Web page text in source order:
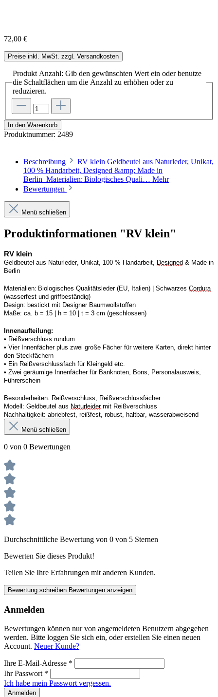
72,00 €
Preise inkl. MwSt. zzgl. Versandkosten
Produkt Anzahl: Gib den gewünschten Wert ein oder benutze
die Schaltflächen um die Anzahl zu erhöhen oder zu
reduzieren.
In den Warenkorb
Produktnummer: 2489
Beschreibung
RV klein Geldbeutel aus Naturleder, Unikat,
100 % Handarbeit, Designed &amp; Made in
Berlin Materialien: Biologisches Quali… Mehr
Bewertungen
Menü schließen
Produktinformationen "RV klein"
RV klein
Geldbeutel aus Naturleder, Unikat, 100 % Handarbeit, Designed & Made in
Berlin
Materialien: Biologisches Qualitätsleder (EU, Italien) | Schwarzes Cordura
(wasserfest und griffbeständig)
Design: bestickt mit Designer Baumwollstoffen
Maße: ca. b = 15 | h = 10 | t = 3 cm (geschlossen)
Innenaufteilung:
• Reißverschluss rundum
• Vier Innenfächer plus zwei große Fächer für weitere Karten, direkt hinter
den Steckfächern
• Ein Reißverschlussfach für Kleingeld etc.
• Zwei geräumige Innenfächer für Banknoten, Bons, Personalausweis,
Führerschein
Besonderheiten: Reißverschluss, Reißverschlussfächer
Modell: Geldbeutel aus Naturleider mit Reißverschluss
Nachhaltigkeit: abriebfest, reißfest, robust, haltbar, wasserabweisend
Menü schließen
0 von 0 Bewertungen
Durchschnittliche Bewertung von 0 von 5 Sternen
Bewerten Sie dieses Produkt!
Teilen Sie Ihre Erfahrungen mit anderen Kunden.
Bewertung schreiben Bewertungen anzeigen
Anmelden
Bewertungen können nur von angemeldeten Benutzern abgegeben
werden. Bitte loggen Sie sich ein, oder erstellen Sie einen neuen
Account. Neuer Kunde?
Ihre E-Mail-Adresse *
Ihr Passwort *
Ich habe mein Passwort vergessen.
Anmelden